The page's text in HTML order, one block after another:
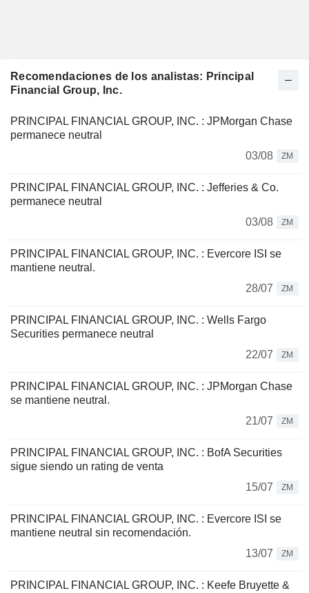
Recomendaciones de los analistas: Principal
Financial Group, Inc.
PRINCIPAL FINANCIAL GROUP, INC. : JPMorgan Chase
permanece neutral
03/08
ZM
PRINCIPAL FINANCIAL GROUP, INC. : Jefferies & Co.
permanece neutral
03/08
ZM
PRINCIPAL FINANCIAL GROUP, INC. : Evercore ISI se
mantiene neutral.
28/07
ZM
PRINCIPAL FINANCIAL GROUP, INC. : Wells Fargo
Securities permanece neutral
22/07
ZM
PRINCIPAL FINANCIAL GROUP, INC. : JPMorgan Chase
se mantiene neutral.
21/07
ZM
PRINCIPAL FINANCIAL GROUP, INC. : BofA Securities
sigue siendo un rating de venta
15/07
ZM
PRINCIPAL FINANCIAL GROUP, INC. : Evercore ISI se
mantiene neutral sin recomendación.
13/07
ZM
PRINCIPAL FINANCIAL GROUP, INC. : Keefe Bruyette &